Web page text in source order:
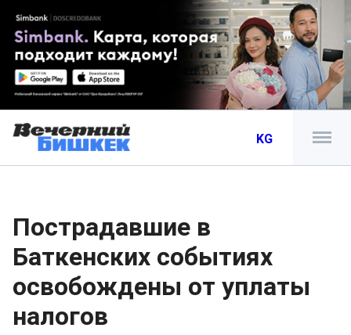
KG
Пострадавшие в
Баткенских событиях
освобождены от уплаты
налогов